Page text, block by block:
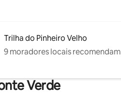
Trilha do Pinheiro Velho
9 moradores locais recomendam
Verde